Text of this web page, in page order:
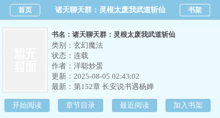
首页 诸天聊天群：灵根太废我武道斩仙 书架
书名：诸天聊天群：灵根太废我武道斩仙
类别：玄幻魔法
状态：连载
作者： 洋聪炒蛋
更新：2025-08-05 02:43:02
最新： 第152章 长安说书遇杨婵
开始阅读 章节目录 最近阅读 加入书架